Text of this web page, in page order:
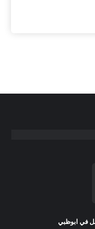
في ابوظبي